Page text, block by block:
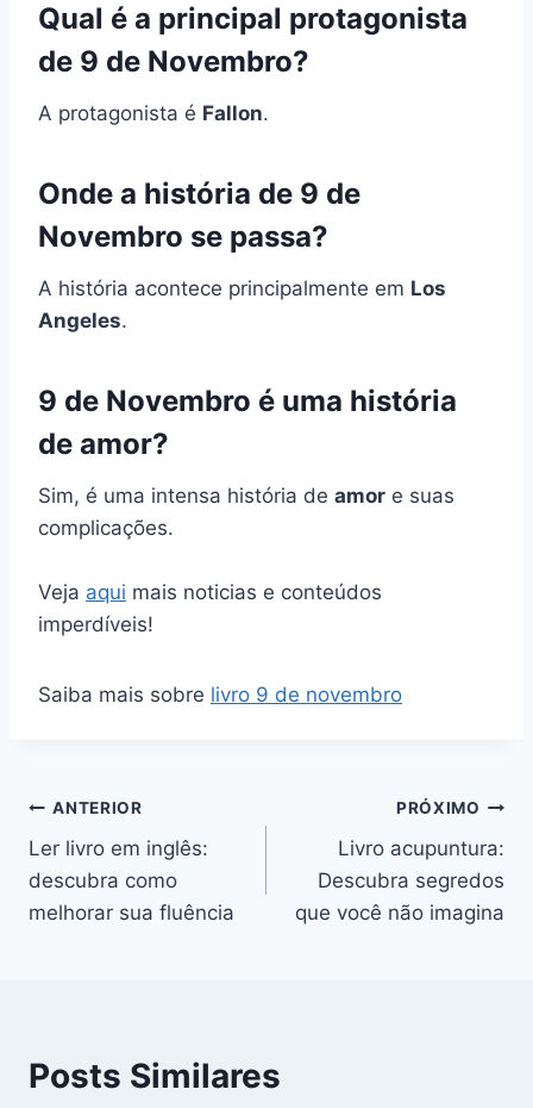
Qual é a principal protagonista
de 9 de Novembro?
A protagonista é Fallon.
Onde a história de 9 de
Novembro se passa?
A história acontece principalmente em Los
Angeles.
9 de Novembro é uma história
de amor?
Sim, é uma intensa história de amor e suas
complicações.
Veja aqui mais noticias e conteúdos
imperdíveis!
Saiba mais sobre livro 9 de novembro
Navegação
de
Post
ANTERIOR
Ler livro em inglês:
descubra como
melhorar sua fluência
PRÓXIMO
Livro acupuntura:
Descubra segredos
que você não imagina
Posts Similares